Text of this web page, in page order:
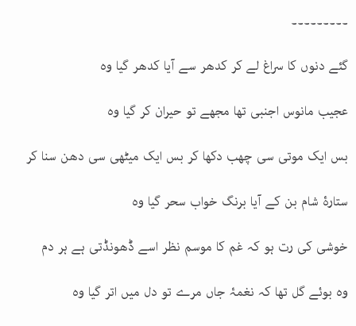
۔۔۔۔۔۔۔۔۔
گئے دنوں کا سراغ لے کر کدھر سے آیا کدھر گیا وہ
عجیب مانوس اجنبی تھا مجھے تو حیران کر گیا وہ
بس ایک موتی سی چھب دکھا کر بس ایک میٹھی سی دھن سنا کر
ستارۂ شام بن کے آیا برنگ خواب سحر گیا وہ
خوشی کی رت ہو کہ غم کا موسم نظر اسے ڈھونڈتی ہے ہر دم
وہ بوئے گل تھا کہ نغمۂ جاں مرے تو دل میں اتر گیا وہ